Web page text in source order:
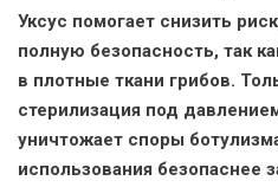
Уксус помогает снизить
полную безопасность, так
в плотные ткани грибов.
стерилизация под
уничтожает споры
использования безопаснее